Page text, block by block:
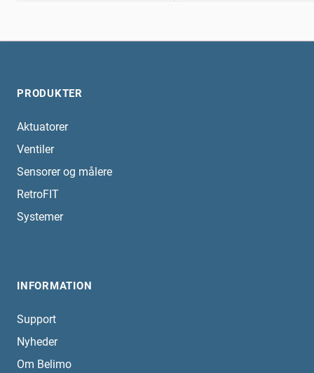
PRODUKTER
Aktuatorer
Ventiler
Sensorer og målere
RetroFIT
Systemer
INFORMATION
Support
Nyheder
Om Belimo